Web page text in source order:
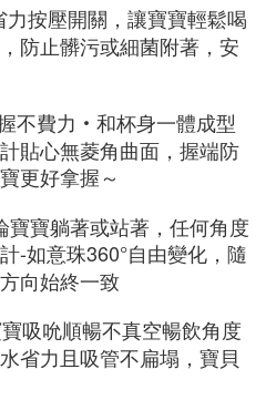
按壓開關，讓寶寶輕鬆喝
防止髒污或細菌附著，安
不費力‧和杯身一體成型
貼心無菱角曲面，握端防
更好拿握～
寶躺著或站著，任何角度
-如意珠360°自由變化，隨
向始終一致
吸吮順暢不真空暢飲角度
省力且吸管不扁塌，寶貝